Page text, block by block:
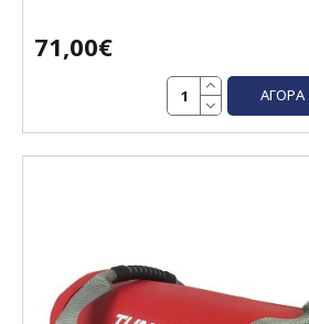
71,00€
ΑΓΟΡΆ